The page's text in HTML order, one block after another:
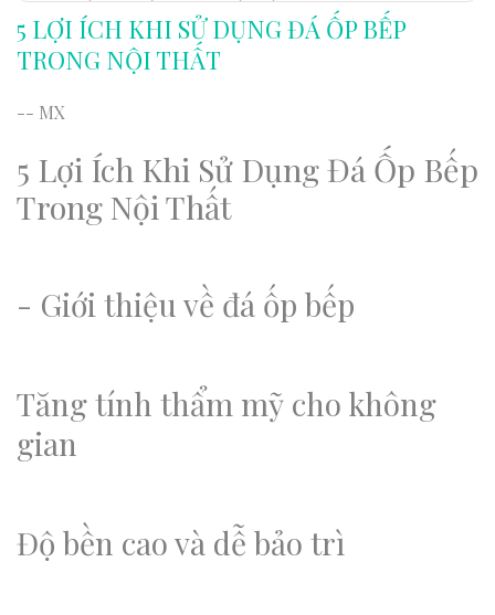
Kết luận về lợi ích đá ốp bếp
5 LỢI ÍCH KHI SỬ DỤNG ĐÁ ỐP BẾP
TRONG NỘI THẤT
-- MX
5 Lợi Ích Khi Sử Dụng Đá Ốp Bếp
Trong Nội Thất
- Giới thiệu về đá ốp bếp
Tăng tính thẩm mỹ cho không
gian
Độ bền cao và dễ bảo trì